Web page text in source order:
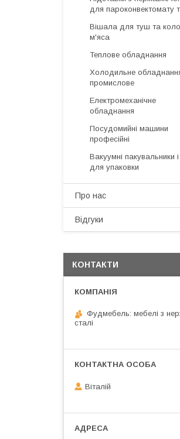
для пароконвектомату
Вішала для туш та
м'яса
Теплове обладнання
Холодильне
промислове
Електромеханічне
обладнання
Посудомийні машини
професійні
Вакуумні пакувальники
для упаковки
Про нас
Відгуки
КОНТАКТИ
Фудмебель: мебелі з
сталі
Віталій